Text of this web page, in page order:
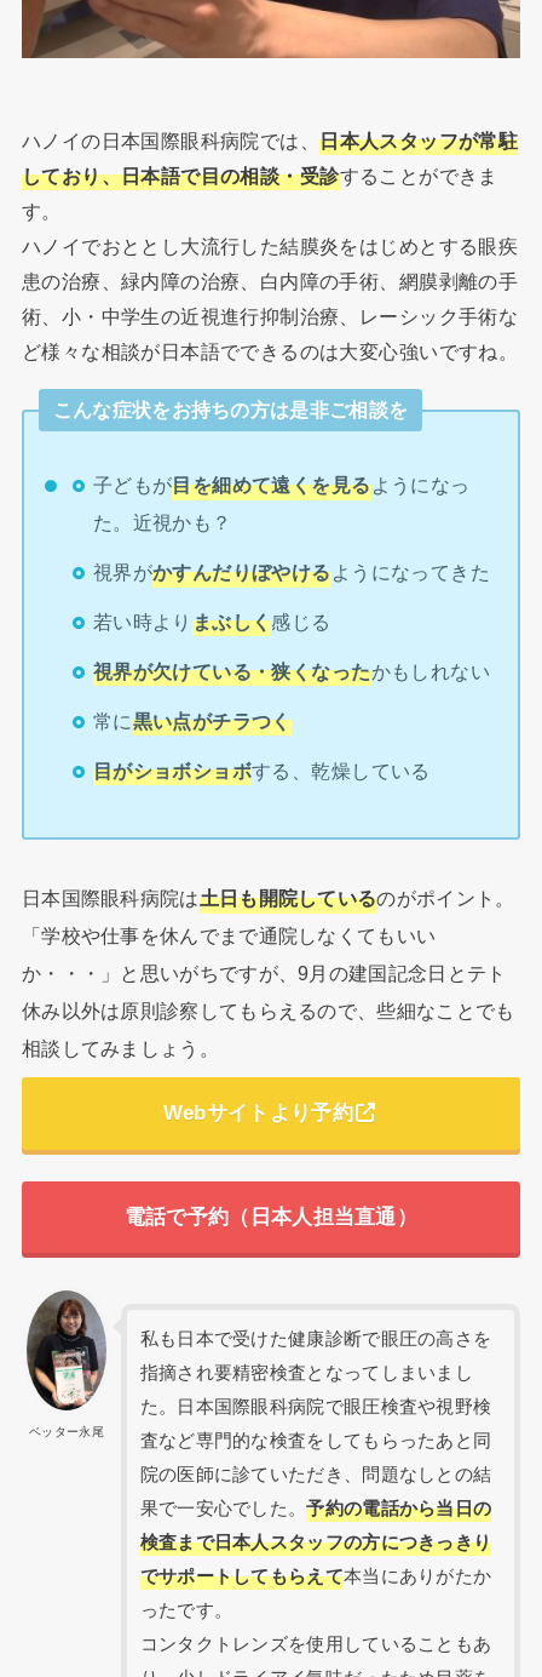
ハノイの日本国際眼科病院では、日本人スタッフが常駐
しており、日本語で目の相談・受診することができま
す。
ハノイでおととし大流行した結膜炎をはじめとする眼疾
患の治療、緑内障の治療、白内障の手術、網膜剥離の手
術、小・中学生の近視進行抑制治療、レーシック手術な
ど様々な相談が日本語でできるのは大変心強いですね。
こんな症状をお持ちの方は是非ご相談を
子どもが目を細めて遠くを見るようになっ
た。近視かも？
視界がかすんだりぼやけるようになってきた
若い時より まぶしく感じる
視界が欠けている・狭くなったかもしれない
常に黒い点がチラつく
目がショボショボする、乾燥している
日本国際眼科病院は土日も開院しているのがポイント。
「学校や仕事を休んでまで通院しなくてもいい
か・・・」と思いがちですが、9月の建国記念日とテト
休み以外は原則診察してもらえるので、些細なことでも
相談してみましょう。
Webサイトより予約
電話で予約（日本人担当直通）
ベッター永尾
私も日本で受けた健康診断で眼圧の高さを
指摘され要精密検査となってしまいまし
た。日本国際眼科病院で眼圧検査や視野検
査など専門的な検査をしてもらったあと同
院の医師に診ていただき、問題なしとの結
果で一安心でした。予約の電話から当日の
検査まで日本人スタッフの方につきっきり
でサポートしてもらえて本当にありがたか
ったです。
コンタクトレンズを使用していることもあ